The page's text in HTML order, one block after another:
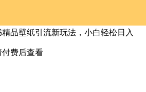
品壁纸引流新玩法，小白轻松日入
费后查看